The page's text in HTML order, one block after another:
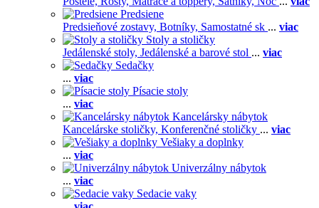
Predsiene
Predsieňové zostavy, Botníky, Samostatné sk ... viac
Stoly a stoličky
Jedálenské stoly, Jedálenské a barové stol ... viac
Sedačky
... viac
Písacie stoly
... viac
Kancelársky nábytok
Kancelárske stoličky, Konferenčné stoličky ... viac
Vešiaky a doplnky
... viac
Univerzálny nábytok
... viac
Sedacie vaky